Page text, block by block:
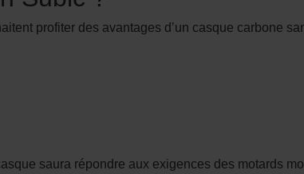
profiter des avantages d’un casque carbone
saura répondre aux exigences des motards